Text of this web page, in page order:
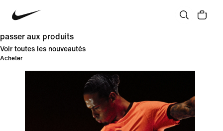
passer aux produits
Voir toutes les nouveautés
Acheter